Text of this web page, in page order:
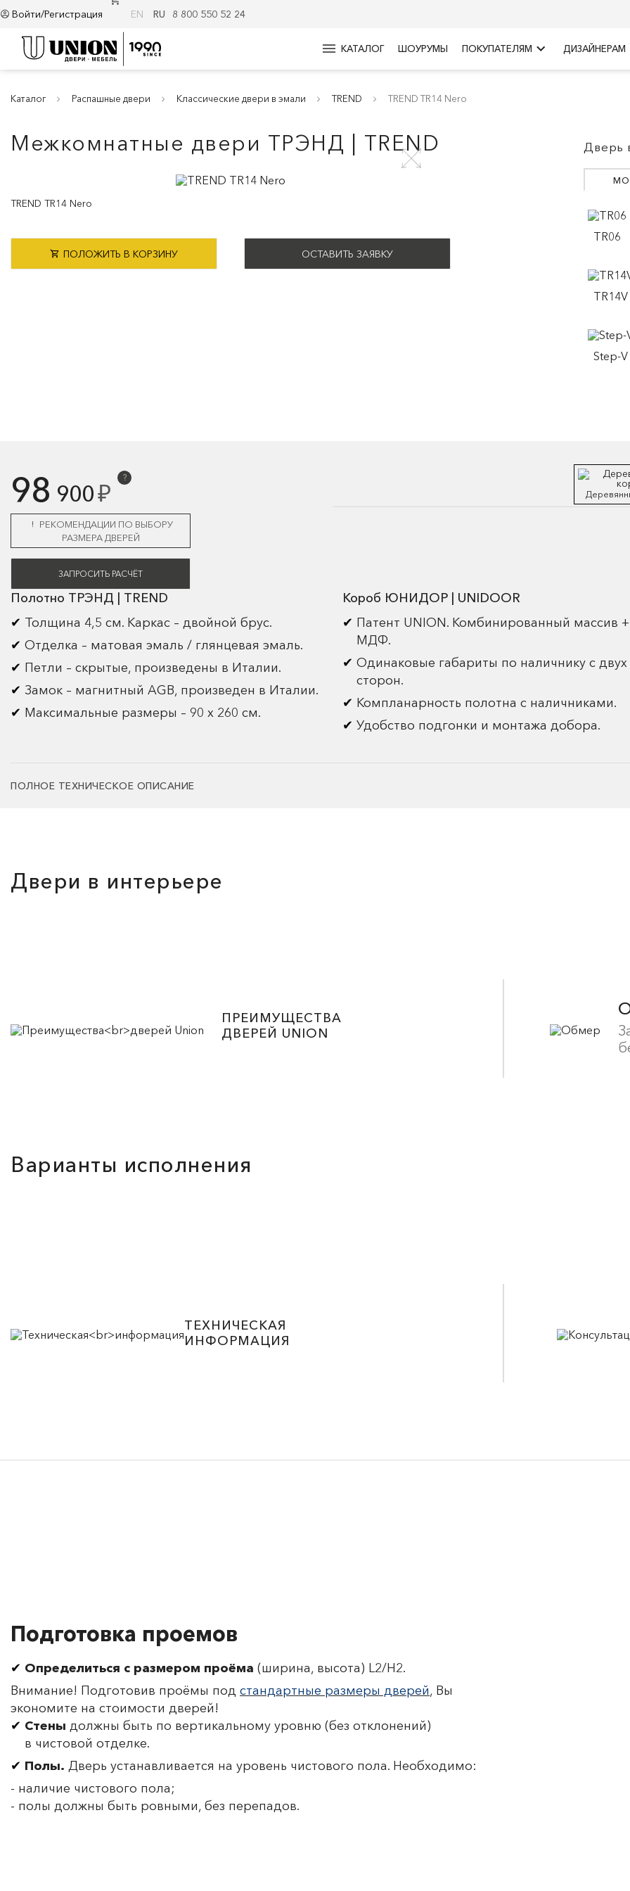
Войти/Регистрация EN RU 8 800 550 52 24
menu КАТАЛОГ ШОУРУМЫ ПОКУПАТЕЛЯМ keyboard_arrow_right ДИЗАЙНЕРАМ
Каталог Распашные двери Классические двери в эмали TREND TREND TR14 Nero
Межкомнатные двери ТРЭНД | TREND
TREND TR14 Nero
ПОЛОЖИТЬ В КОРЗИНУ ОСТАВИТЬ ЗАЯВКУ
Дверь
TR06
TR14V
Step-V
98 900₽
?
РЕКОМЕНДАЦИИ ПО ВЫБОРУ
РАЗМЕРА ДВЕРЕЙ
ЗАПРОСИТЬ РАСЧЁТ
Полотно ТРЭНД | TREND
Толщина 4,5 см. Каркас – двойной брус.
Отделка – матовая эмаль / глянцевая эмаль.
Петли – скрытые, произведены в Италии.
Замок – магнитный AGB, произведен в Италии.
Максимальные размеры – 90 х 260 см.
Короб ЮНИДОР | UNIDOOR
Патент UNION. Комбинированный массив +
МДФ.
Одинаковые габариты по наличнику с двух
сторон.
Компланарность полотна с наличниками.
Удобство подгонки и монтажа добора.
ПОЛНОЕ ТЕХНИЧЕСКОЕ ОПИСАНИЕ
Двери в интерьере
ПРЕИМУЩЕСТВА
ДВЕРЕЙ UNION
Варианты исполнения
ТЕХНИЧЕСКАЯ
ИНФОРМАЦИЯ
Подготовка проемов
Определиться с размером проёма (ширина, высота) L2/H2.
Внимание! Подготовив проёмы под стандартные размеры дверей, Вы
экономите на стоимости дверей!
Стены должны быть по вертикальному уровню (без отклонений)
в чистовой отделке.
Полы. Дверь устанавливается на уровень чистового пола. Необходимо:
- наличие чистового пола;
- полы должны быть ровными, без перепадов.